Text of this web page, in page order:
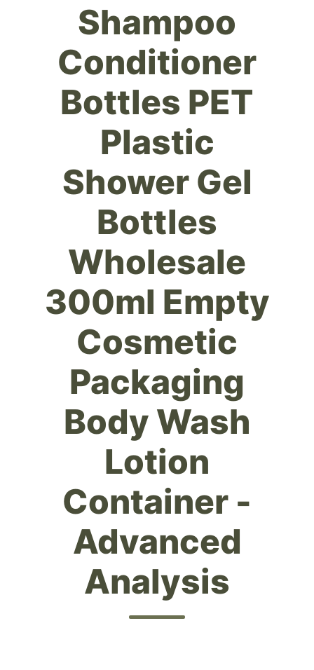
Shampoo
Conditioner
Bottles PET
Plastic
Shower Gel
Bottles
Wholesale
300ml Empty
Cosmetic
Packaging
Body Wash
Lotion
Container -
Advanced
Analysis